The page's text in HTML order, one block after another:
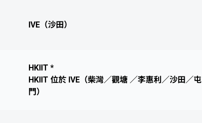
IVE（沙田）
HKIIT *
HKIIT 位於 IVE（柴灣／觀塘 ／李惠利／沙田／屯
門）